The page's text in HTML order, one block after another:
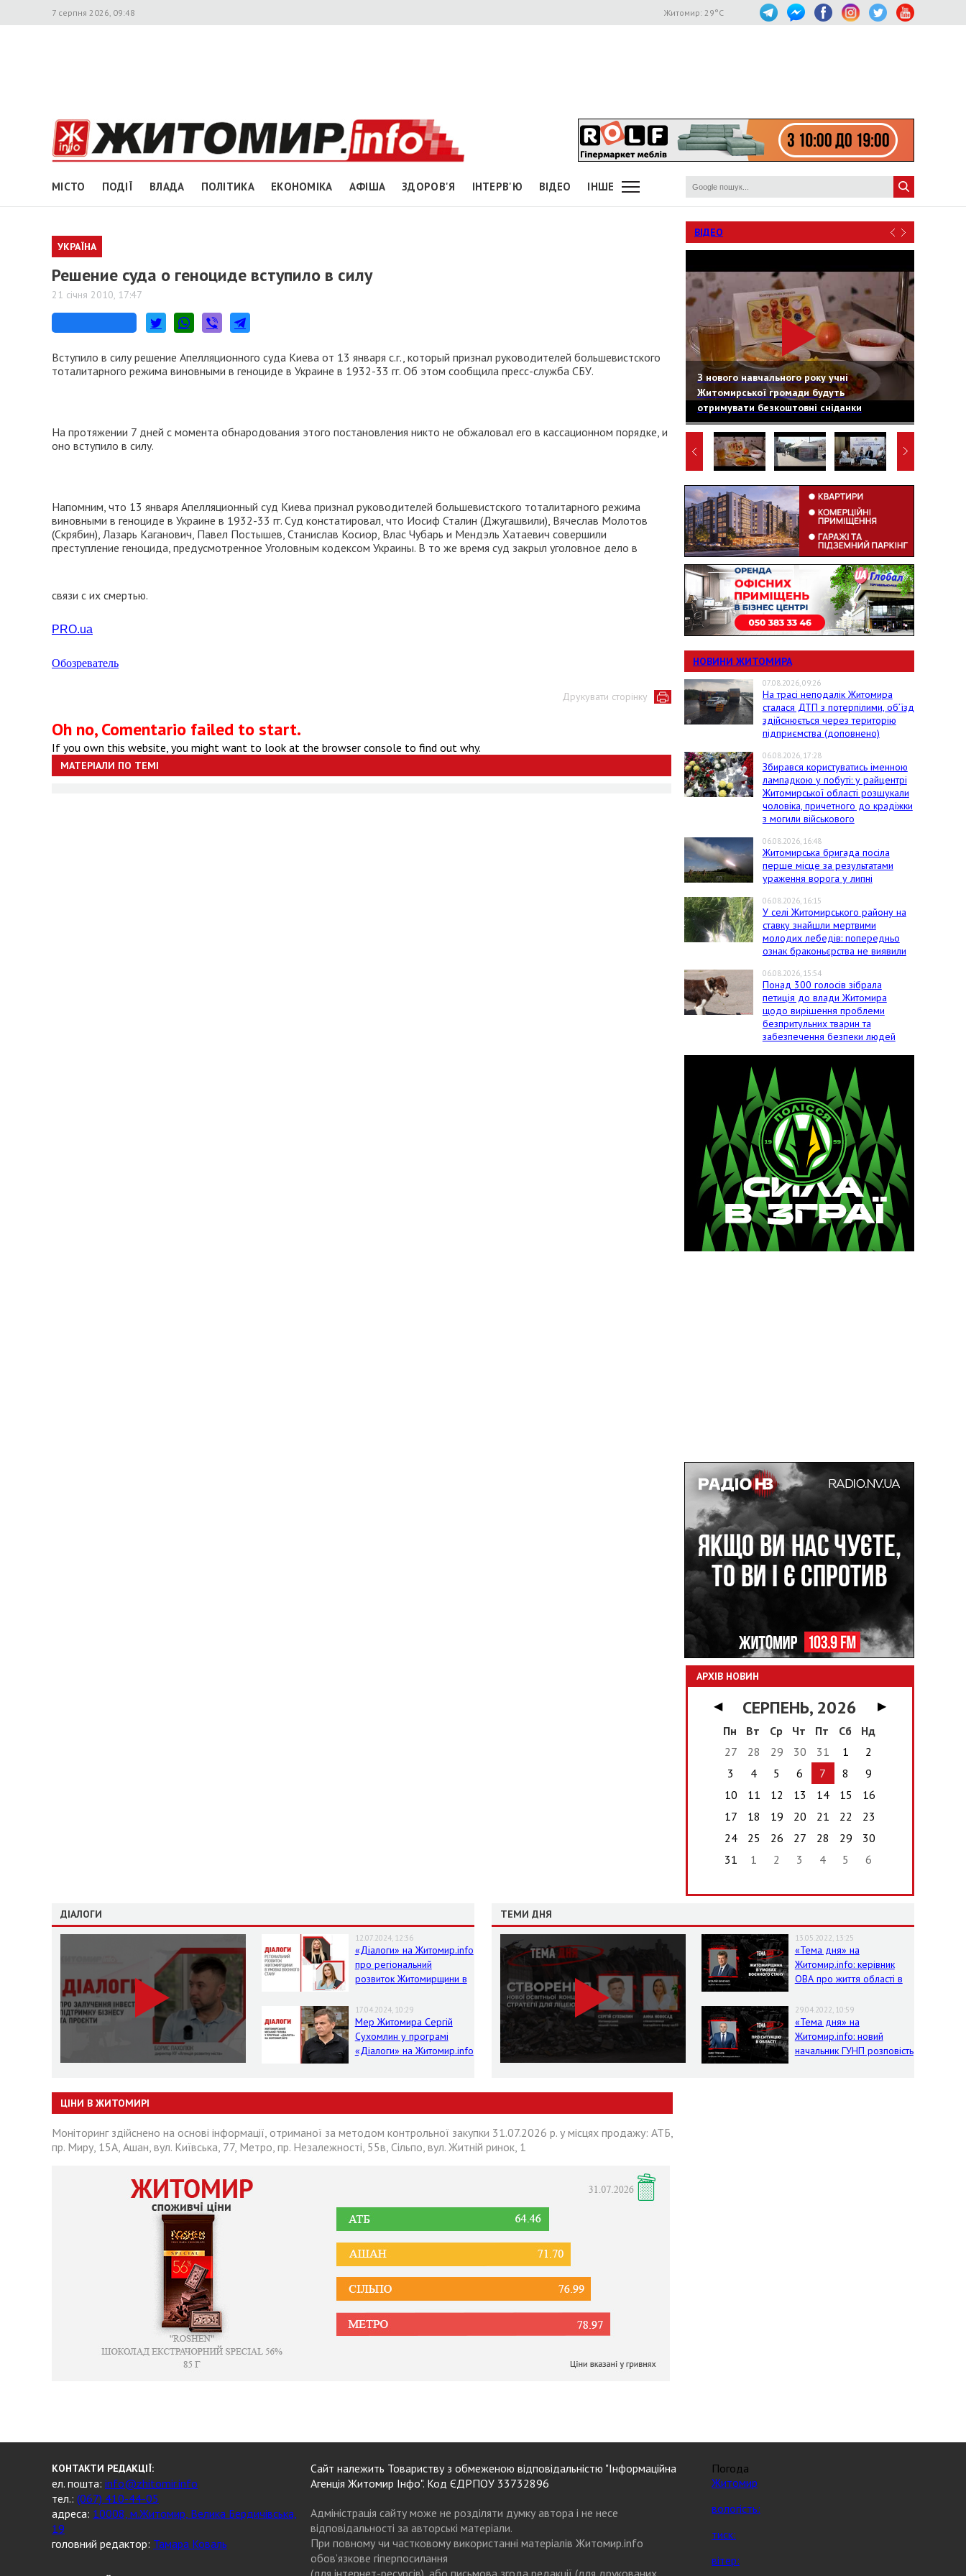
7 серпня 2026, 09:48 Житомир: 29°C
МІСТО ПОДІЇ ВЛАДА ПОЛІТИКА ЕКОНОМІКА АФІША ЗДОРОВ'Я ІНТЕРВ'Ю ВІДЕО ІНШЕ
УКРАЇНА
Решение суда о геноциде вступило в силу
21 січня 2010, 17:47
Вступило в силу решение Апелляционного суда Киева от 13 января с.г., который признал руководителей большевистского
тоталитарного режима виновными в геноциде в Украине в 1932-33 гг. Об этом сообщила пресс-служба СБУ.
На протяжении 7 дней с момента обнародования этого постановления никто не обжаловал его в кассационном порядке, и
оно вступило в силу.
Напомним, что 13 января Апелляционный суд Киева признал руководителей большевистского тоталитарного режима
виновными в геноциде в Украине в 1932-33 гг. Суд констатировал, что Иосиф Сталин (Джугашвили), Вячеслав Молотов
(Скрябин), Лазарь Каганович, Павел Постышев, Станислав Косиор, Влас Чубарь и Мендэль Хатаевич совершили
преступление геноцида, предусмотренное Уголовным кодексом Украины. В то же время суд закрыл уголовное дело в
связи с их смертью.
PRO.ua
Обозреватель
Друкувати сторінку
Oh no, Comentario failed to start.
If you own this website, you might want to look at the browser console to find out why.
МАТЕРІАЛИ ПО ТЕМІ
ВІДЕО
З нового навчального року учні
Житомирської громади будуть
отримувати безкоштовні сніданки
НОВИНИ ЖИТОМИРА
07.08.2026, 09:26
На трасі неподалік Житомира
сталася ДТП з потерпілими, об’їзд
здійснюється через територію
підприємства (доповнено)
06.08.2026, 17:28
Збирався користуватись іменною
лампадкою у побуті: у райцентрі
Житомирської області розшукали
чоловіка, причетного до крадіжки
з могили військового
06.08.2026, 16:48
Житомирська бригада посіла
перше місце за результатами
ураження ворога у липні
06.08.2026, 16:15
У селі Житомирського району на
ставку знайшли мертвими
молодих лебедів: попередньо
ознак браконьєрства не виявили
06.08.2026, 15:54
Понад 300 голосів зібрала
петиція до влади Житомира
щодо вирішення проблеми
безпритульних тварин та
забезпечення безпеки людей
АРХІВ НОВИН
◀ СЕРПЕНЬ, 2026
▶
Пн
Вт Ср Чт Пт Сб
Нд
27
28 29 30 31 1
2
3
4 5 6 7 8
9
10
11 12 13 14 15
16
17
18 19 20 21 22
23
24
25 26 27 28 29
30
31
1 2 3 4 5 6
ДІАЛОГИ
12.07.2024, 12:36
«Діалоги» на Житомир.info
про регіональний
розвиток Житомирщини в
17.04.2024, 10:29
Мер Житомира Сергій
Сухомлин у програмі
«Діалоги» на Житомир.info
ТЕМИ ДНЯ
13.05.2022, 13:25
«Тема дня» на
Житомир.info: керівник
ОВА про життя області в
29.04.2022, 10:59
«Тема дня» на
Житомир.info: новий
начальник ГУНП розповість
ЦІНИ В ЖИТОМИРІ
Моніторинг здійснено на основі інформації, отриманої за методом контрольної закупки 31.07.2026 р. у місцях продажу: АТБ,
пр. Миру, 15А, Ашан, вул. Київська, 77, Метро, пр. Незалежності, 55в, Сільпо, вул. Житній ринок, 1
КОНТАКТИ РЕДАКЦІЇ:
ел. пошта: info@zhitomir.info
тел.: (067) 410-44-05
адреса: 10008, м.Житомир, Велика Бердичівська,
19
головний редактор: Тамара Коваль
Сайт належить Товариству з обмеженою відповідальністю "Інформаційна
Агенція Житомир Інфо". Код ЄДРПОУ 33732896
Адміністрація сайту може не розділяти думку автора і не несе
відповідальності за авторські матеріали.
При повному чи частковому використанні матеріалів Житомир.info
обов’язкове гіперпосилання
(для інтернет-ресурсів), або письмова згода редакції (для друкованих
Погода
Житомир
вологість:
тиск:
вітер: